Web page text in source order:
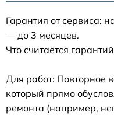
Гарантия от сервиса:
— до 3 месяцев.
Что считается
Для работ: Повторное
который прямо
ремонта (например,